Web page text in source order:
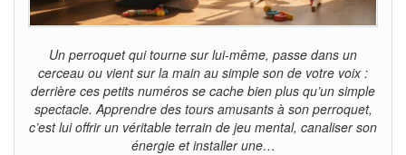
Un perroquet qui tourne sur lui-même, passe dans un
cerceau ou vient sur la main au simple son de votre voix :
derrière ces petits numéros se cache bien plus qu’un simple
spectacle. Apprendre des tours amusants à son perroquet,
c’est lui offrir un véritable terrain de jeu mental, canaliser son
énergie et installer une…